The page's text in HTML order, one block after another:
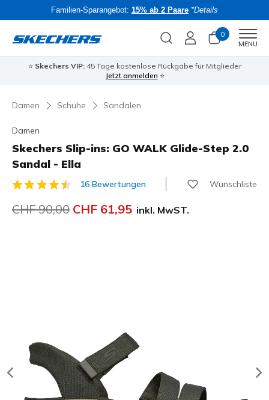
Familien-Sparangebot: 15% ab 2 Paare *Details
0
MENU
⭐ Skechers VIP:45 Tage kostenlose Rückgabe für Mitglieder
Jetzt anmelden ⭐
Damen Schuhe Sandalen
Damen
Skechers Slip-ins: GO WALK Glide-Step 2.0
Sandal - Ella
5 von 5 Kundenbewertungen
16 Bewertungen Wunschliste
Reduziert von
CHF 90,00 auf
CHF 61,95 inkl. MwST.